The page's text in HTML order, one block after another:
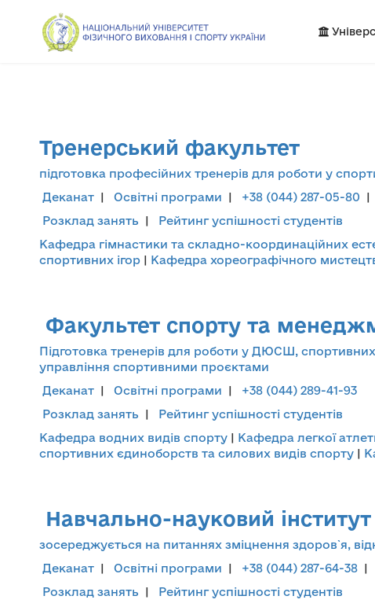
Тренерський факультет
підготовка професійних тренерів для роботи у
Деканат | Освітні програми | +38 (044) 287-05-80 |
Розклад занять |
Рейтинг успішності студентів
Кафедра гімнастики та складно-координаційних
спортивних ігор | Кафедра хореографічного
Факультет спорту та
Підготовка тренерів для роботи у ДЮСШ,
управління спортивними проєктами
Деканат | Освітні програми |
+38 (044) 289-41-93
Розклад занять |
Рейтинг успішності студентів
Кафедра водних видів спорту | Кафедра легкої
спортивних єдиноборств та силових видів спорту |
Навчально-науковий інститут
зосереджується на питаннях зміцнення здоров`я,
Деканат | Освітні програми | +38 (044) 287-64-38 |
Розклад занять |
Рейтинг успішності студентів